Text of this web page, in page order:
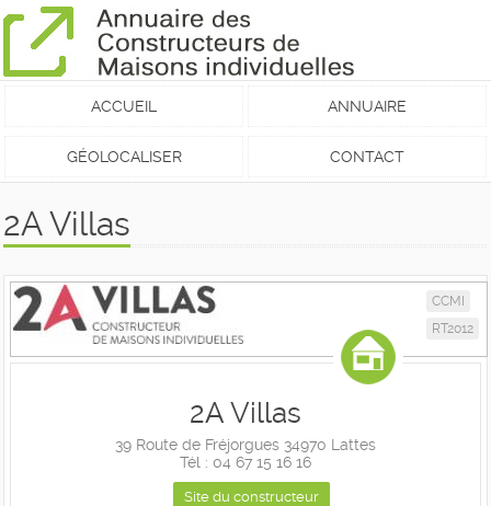
ACCUEIL ANNUAIRE
GÉOLOCALISER CONTACT
2A Villas
CCMI
RT2012
2A Villas
39 Route de Fréjorgues 34970 Lattes
Tél : 04 67 15 16 16
Site du constructeur